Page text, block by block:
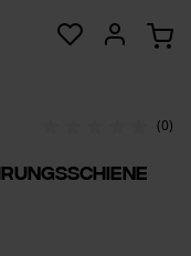
(0)